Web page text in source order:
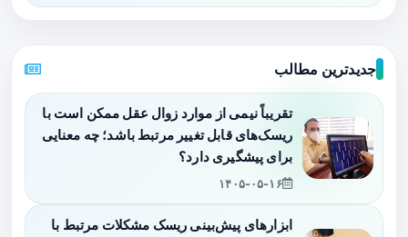
جدیدترین مطالب
تقریباً نیمی از موارد زوال عقل ممکن است با
ریسک‌های قابل تغییر مرتبط باشد؛ چه معنایی
برای پیشگیری دارد؟
۱۴۰۵-۰۵-۱۶
ابزارهای پیش‌بینی ریسک مشکلات مرتبط با